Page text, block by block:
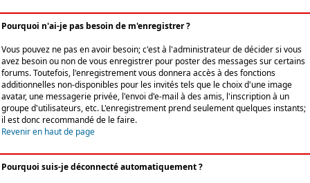
Pourquoi n'ai-je pas besoin de m'enregistrer ?
Vous pouvez ne pas en avoir besoin; c'est à l'administrateur de décider si vous
avez besoin ou non de vous enregistrer pour poster des messages sur certains
forums. Toutefois, l'enregistrement vous donnera accès à des fonctions
additionnelles non-disponibles pour les invités tels que le choix d'une image
avatar, une messagerie privée, l'envoi d'e-mail à des amis, l'inscription à un
groupe d'utilisateurs, etc. L'enregistrement prend seulement quelques instants;
il est donc recommandé de le faire.
Revenir en haut de page
Pourquoi suis-je déconnecté automatiquement ?